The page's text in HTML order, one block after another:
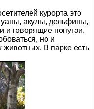
курорта это
акулы, дельфины,
и говорящие попугаи.
но и
животных. В парке есть